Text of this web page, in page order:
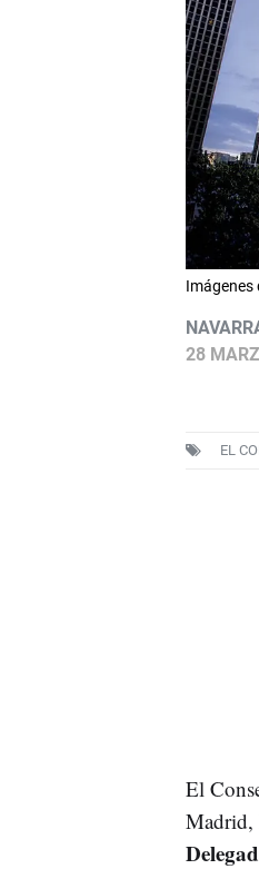
Imágenes
28
EL
El
Madrid,